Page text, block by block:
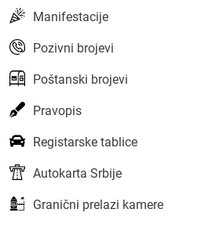
Manifestacije
Pozivni brojevi
Poštanski brojevi
Pravopis
Registarske tablice
Autokarta Srbije
Granični prelazi kamere